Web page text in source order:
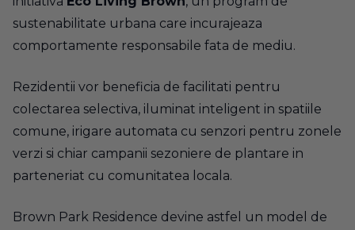
sustenabilitate urbana care incurajeaza
comportamente responsabile fata de mediu.
Rezidentii vor beneficia de facilitati pentru
colectarea selectiva, iluminat inteligent in spatiile
comune, irigare automata cu senzori pentru zonele
verzi si chiar campanii sezoniere de plantare in
parteneriat cu comunitatea locala.
Brown Park Residence devine astfel un model de